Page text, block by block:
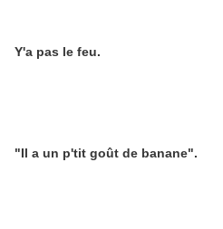
Y'a pas le feu.
"Il a un p'tit goût de banane".